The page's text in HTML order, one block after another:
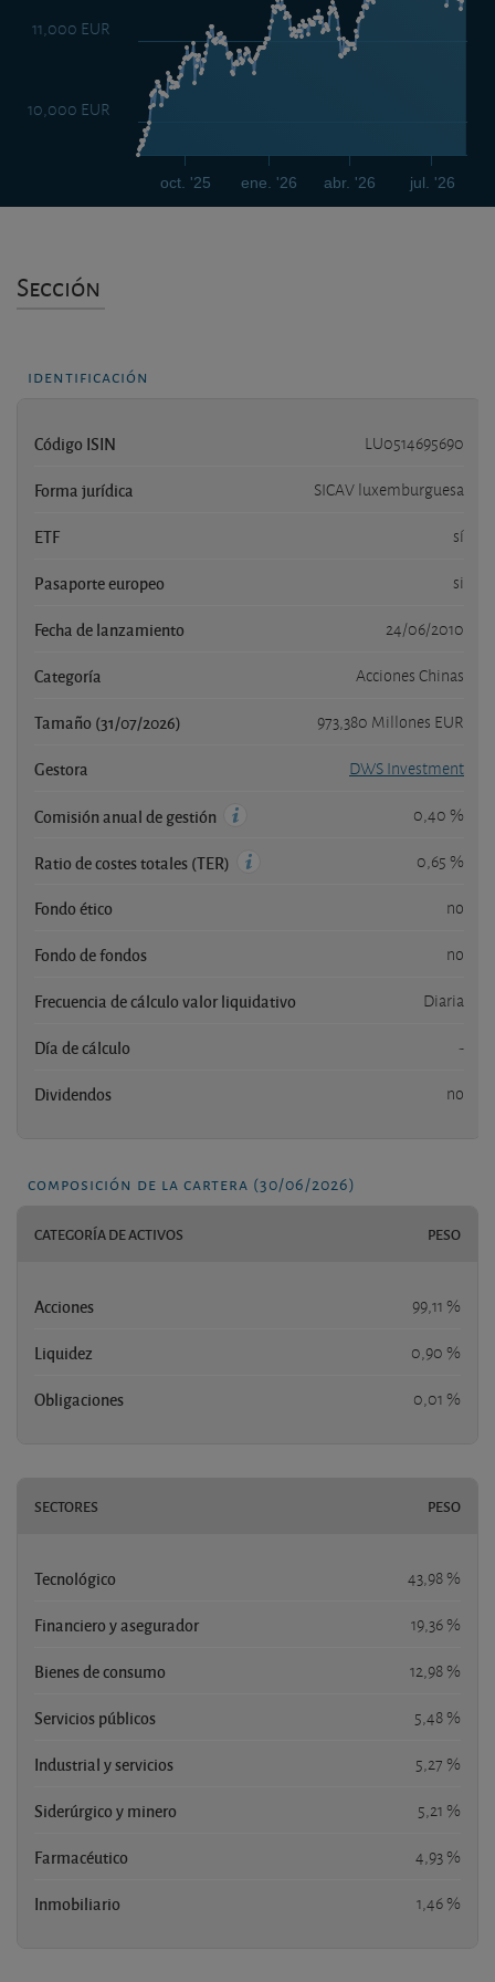
ene. '26 jul. '26
oct. '25 abr. '26
10,000 EUR
11,000 EUR
Sección
identificación
Código ISIN LU0514695690
Forma jurídica SICAV luxemburguesa
ETF sí
Pasaporte europeo si
Fecha de lanzamiento 24/06/2010
Categoría Acciones Chinas
Tamaño (31/07/2026) 973,380 Millones EUR
Gestora DWS Investment
Comisión anual de gestión 0,40 %
Ratio de costes totales (TER) 0,65 %
Fondo ético no
Fondo de fondos no
Frecuencia de cálculo valor liquidativo Diaria
Día de cálculo -
Dividendos no
composición de la cartera (30/06/2026)
CATEGORÍA DE ACTIVOS PESO
Acciones 99,11 %
Liquidez 0,90 %
Obligaciones 0,01 %
SECTORES PESO
Tecnológico 43,98 %
Financiero y asegurador 19,36 %
Bienes de consumo 12,98 %
Servicios públicos 5,48 %
Industrial y servicios 5,27 %
Siderúrgico y minero 5,21 %
Farmacéutico 4,93 %
Inmobiliario 1,46 %